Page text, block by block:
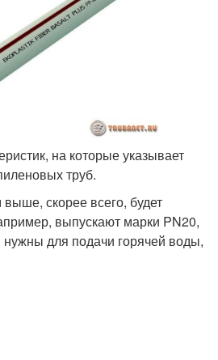
на которые указывает
труб.
скорее всего, будет
выпускают марки PN20,
для подачи горячей воды,